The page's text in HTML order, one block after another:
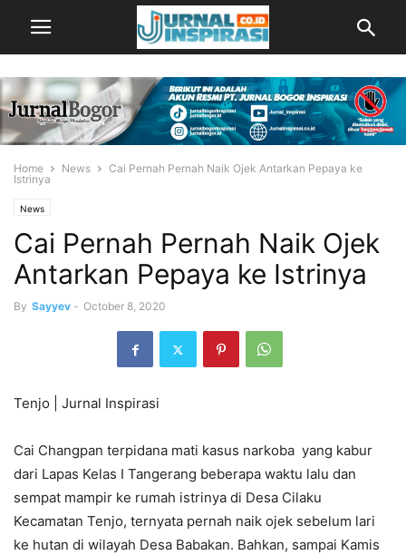
Home News
Cai Pernah Pernah Naik Ojek Antarkan Pepaya ke
Istrinya
News
Cai Pernah Pernah Naik Ojek
Antarkan Pepaya ke Istrinya
By Sayyev - October 8, 2020
Tenjo | Jurnal Inspirasi
Cai Changpan terpidana mati kasus narkoba yang kabur
dari Lapas Kelas I Tangerang beberapa waktu lalu dan
sempat mampir ke rumah istrinya di Desa Cilaku
Kecamatan Tenjo, ternyata pernah naik ojek sebelum lari
ke hutan di wilayah Desa Babakan. Bahkan, sampai Kamis